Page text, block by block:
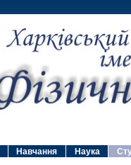
Навчання Наука